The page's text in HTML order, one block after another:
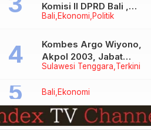
Bali Ekonomi Politik
Komisi II DPRD Bali ,
Angkat Bicara Soal
Bersubsidi Jenis Solar
Sulawesi Tenggara Terkini
Kombes Argo Wiyono,
Akpol 2003, Jabat
Dirlantas Polda Sultra
Bali Ekonomi